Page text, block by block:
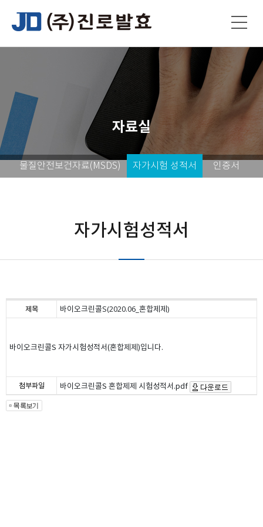
자료실
물질안전보건자료(MSDS) 자가시험 성적서 인증서
자가시험성적서
제목 바이오크린콜S(2020.06_혼합제제)
바이오크린콜S 자가시험성적서(혼합제제)입니다.
첨부파일 바이오크린콜S 혼합제제 시험성적서.pdf